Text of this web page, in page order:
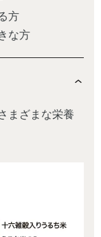
方
な方
まざまな栄養